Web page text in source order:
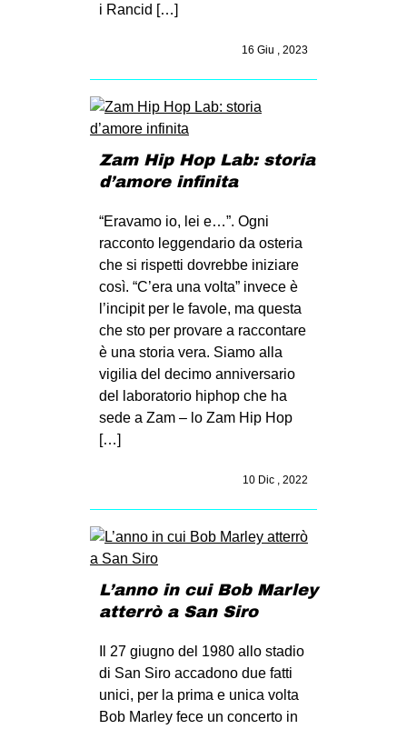
i Rancid […]
16 Giu , 2023
Zam Hip Hop Lab: storia
d’amore infinita
“Eravamo io, lei e…”. Ogni
racconto leggendario da osteria
che si rispetti dovrebbe iniziare
così. “C’era una volta” invece è
l’incipit per le favole, ma questa
che sto per provare a raccontare
è una storia vera. Siamo alla
vigilia del decimo anniversario
del laboratorio hiphop che ha
sede a Zam – lo Zam Hip Hop
[…]
10 Dic , 2022
L’anno in cui Bob Marley
atterrò a San Siro
Il 27 giugno del 1980 allo stadio
di San Siro accadono due fatti
unici, per la prima e unica volta
Bob Marley fece un concerto in